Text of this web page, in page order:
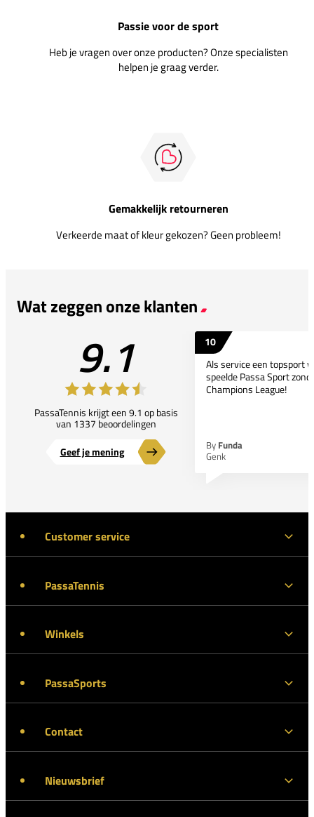
Passie voor de sport
Heb je vragen over onze producten? Onze specialisten
helpen je graag verder.
Gemakkelijk retourneren
Verkeerde maat of kleur gekozen? Geen probleem!
Wat zeggen onze klanten
9.1
PassaTennis krijgt een 9.1 op basis
van 1337 beoordelingen
Geef je mening
10
Als service een topsport
speelde Passa Sport
Champions League!
By Funda
Genk
Customer service
PassaTennis
Winkels
PassaSports
Contact
Nieuwsbrief